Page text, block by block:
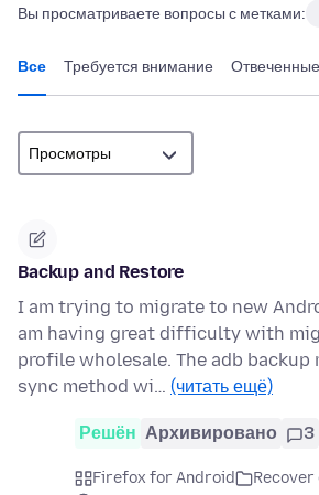
Вы просматриваете вопросы с метками:
Все Требуется внимание Отвеченные
Backup and Restore
I am trying to migrate to new
am having great difficulty with
profile wholesale. The adb backup
sync method wi… (читать ещё)
Решён Архивировано 3
Firefox for Android
Recover